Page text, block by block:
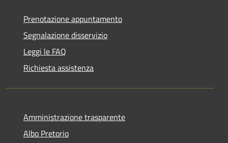
Prenotazione appuntamento
Segnalazione disservizio
Leggi le FAQ
Richiesta assistenza
Amministrazione trasparente
Albo Pretorio